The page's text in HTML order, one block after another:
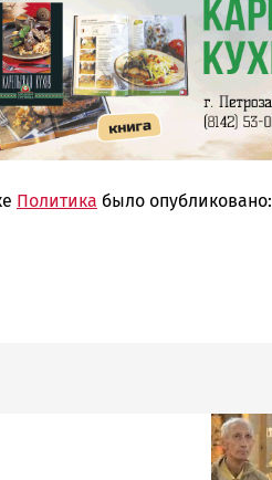
Политика было опубликовано:
Image